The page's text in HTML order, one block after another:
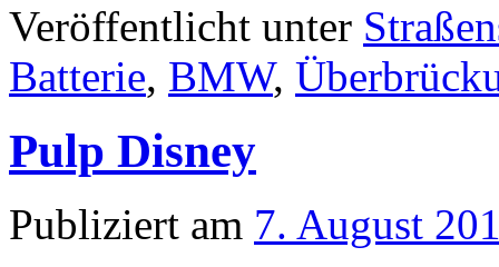
Veröffentlicht unter
Batterie, BMW,
Pulp Disney
Publiziert am 7. August